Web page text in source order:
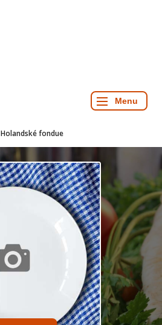
Holandské fondue